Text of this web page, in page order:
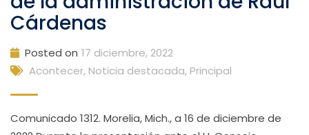
Cárdenas
Posted on 17 diciembre, 2022
Acontecer, Noticia destacada, Principal
Comunicado 1312. Morelia, Mich., a 16 de diciembre de